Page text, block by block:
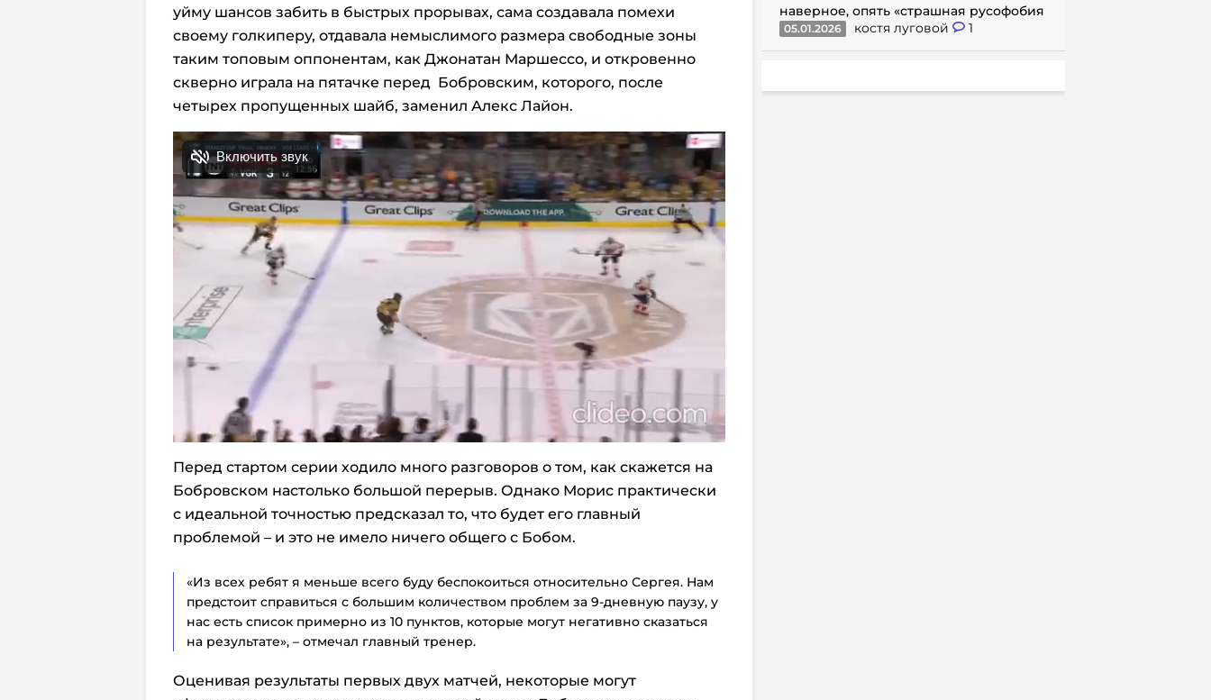
уйму шансов забить в быстрых прорывах, сама создавала помехи
своему голкиперу, отдавала немыслимого размера свободные зоны
таким топовым оппонентам, как Джонатан Маршессо, и откровенно
скверно играла на пятачке перед Бобровским, которого, после
четырех пропущенных шайб, заменил Алекс Лайон.
Перед стартом серии ходило много разговоров о том, как скажется на
Бобровском настолько большой перерыв. Однако Морис практически
с идеальной точностью предсказал то, что будет его главный
проблемой – и это не имело ничего общего с Бобом.
«Из всех ребят я меньше всего буду беспокоиться относительно Сергея. Нам
предстоит справиться с большим количеством проблем за 9-дневную паузу, у
нас есть список примерно из 10 пунктов, которые могут негативно сказаться
на результате», – отмечал главный тренер.
Оценивая результаты первых двух матчей, некоторые могут
наверное, опять «страшная русофобия
05.01.2026 костя луговой 1